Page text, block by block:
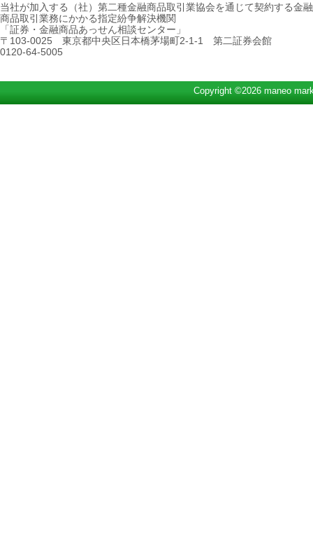
当社が加入する（社）第二種金融商品取引業協会を通じて契約する金融
商品取引業務にかかる指定紛争解決機関
「証券・金融商品あっせん相談センター」
〒103-0025 東京都中央区日本橋茅場町2-1-1 第二証券会館
0120-64-5005
Copyright ©2026 maneo